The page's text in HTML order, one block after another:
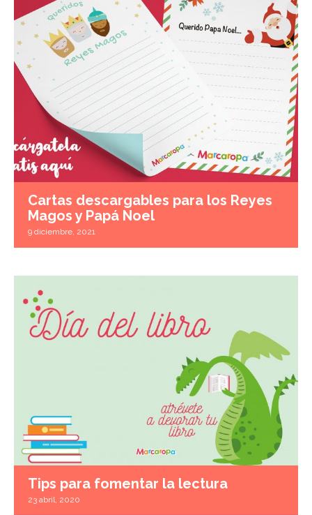
Cartas descargables para los Reyes
Magos y Papá Noel
9 diciembre, 2021
Tips para fomentar la lectura
23 abril, 2020